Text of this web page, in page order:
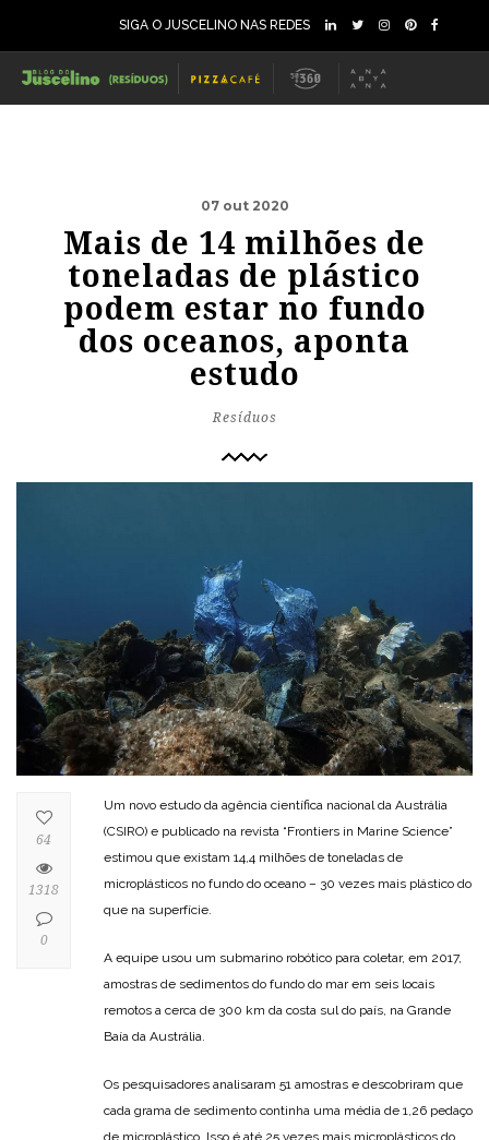
SIGA O JUSCELINO NAS REDES
07 out 2020
Mais de 14 milhões de
toneladas de plástico
podem estar no fundo
dos oceanos, aponta
estudo
Resíduos
Um novo estudo da agência científica nacional da Austrália
(CSIRO) e publicado na revista “Frontiers in Marine Science”
estimou que existam 14,4 milhões de toneladas de
microplásticos no fundo do oceano – 30 vezes mais plástico do
que na superfície.
A equipe usou um submarino robótico para coletar, em 2017,
amostras de sedimentos do fundo do mar em seis locais
remotos a cerca de 300 km da costa sul do país, na Grande
Baía da Austrália.
Os pesquisadores analisaram 51 amostras e descobriram que
cada grama de sedimento continha uma média de 1,26 pedaço
64
1318
0